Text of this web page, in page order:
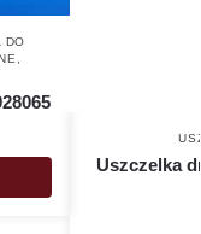
DO
Uszczelka